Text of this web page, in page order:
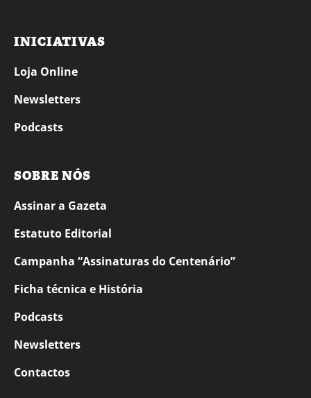
INICIATIVAS
Loja Online
Newsletters
Podcasts
SOBRE NÓS
Assinar a Gazeta
Estatuto Editorial
Campanha “Assinaturas do Centenário”
Ficha técnica e História
Podcasts
Newsletters
Contactos